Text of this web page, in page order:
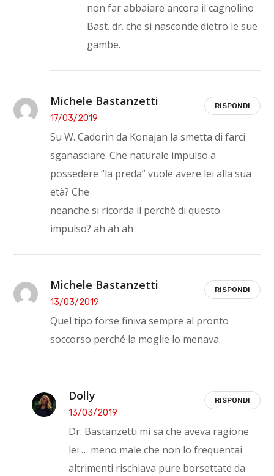
non far abbaiare ancora il cagnolino
Bast. dr. che si nasconde dietro le sue
gambe.
Michele Bastanzetti
17/03/2019
Su W. Cadorin da Konajan la smetta di farci
sganasciare. Che naturale impulso a
possedere “la preda” vuole avere lei alla sua
età? Che
neanche si ricorda il perchè di questo
impulso? ah ah ah
RISPONDI
Michele Bastanzetti
13/03/2019
Quel tipo forse finiva sempre al pronto
soccorso perché la moglie lo menava.
RISPONDI
Dolly
13/03/2019
Dr. Bastanzetti mi sa che aveva ragione
lei … meno male che non lo frequentai
altrimenti rischiava pure borsettate da
RISPONDI